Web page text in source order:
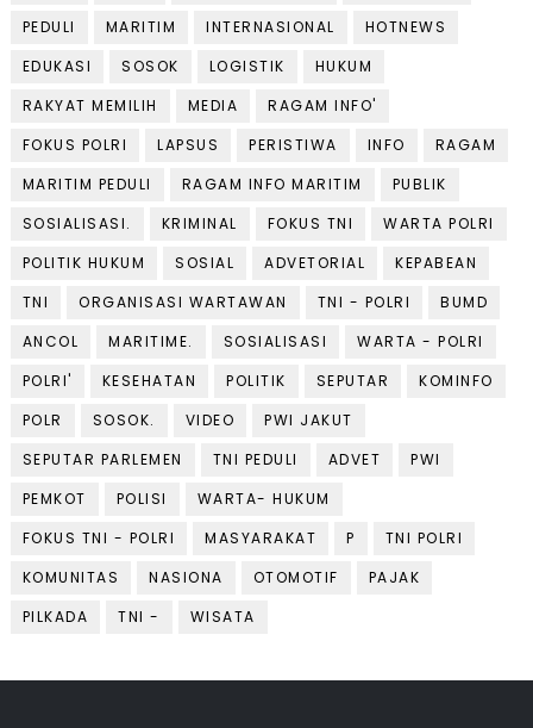
PEDULI
MARITIM INTERNASIONAL
HOTNEWS
EDUKASI
SOSOK LOGISTIK
HUKUM
RAKYAT MEMILIH
MEDIA
RAGAM INFO'
FOKUS POLRI
LAPSUS PERISTIWA INFO
RAGAM
MARITIM PEDULI
RAGAM INFO MARITIM
PUBLIK
SOSIALISASI.
KRIMINAL FOKUS TNI
WARTA POLRI
POLITIK HUKUM
SOSIAL ADVETORIAL
KEPABEAN
TNI
ORGANISASI WARTAWAN TNI - POLRI
BUMD
ANCOL
MARITIME. SOSIALISASI
WARTA - POLRI
POLRI'
KESEHATAN POLITIK SEPUTAR
KOMINFO
POLR
SOSOK. VIDEO
PWI JAKUT
SEPUTAR PARLEMEN
TNI PEDULI ADVET
PWI
PEMKOT
POLISI
WARTA- HUKUM
FOKUS TNI - POLRI
MASYARAKAT P
TNI POLRI
KOMUNITAS
NASIONA OTOMOTIF
PAJAK
PILKADA
TNI - WISATA